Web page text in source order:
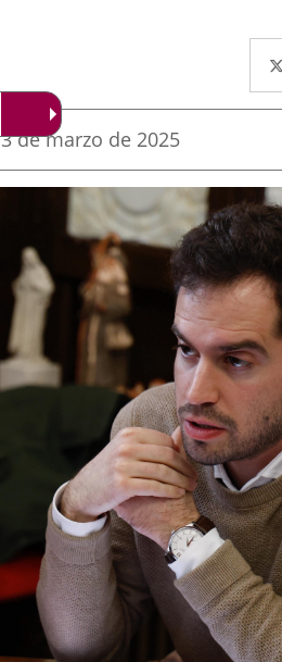
Fecha
la
3 de marzo de 2025